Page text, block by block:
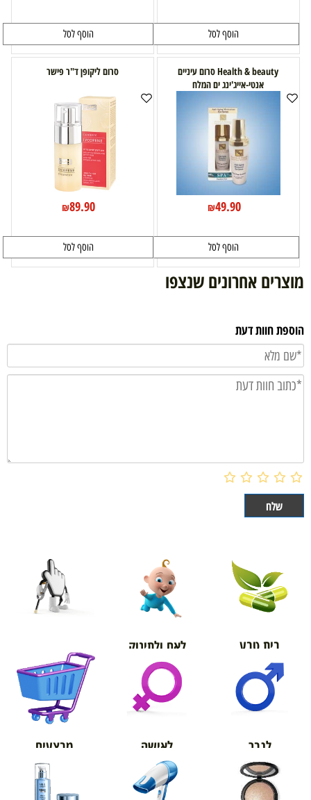
הוסף לסל הוסף לסל
Health & beauty סרום עיניים
אנטי-אייג'ינג ים המלח
₪49.90
הוסף לסל
סרום ליקופן ד"ר פישר
₪89.90
הוסף לסל
מוצרים אחרונים שנצפו
הוספת חוות דעת
בית טבע לאם ולתינוק
אורטופדיה
לגבר לאישה מבצעים